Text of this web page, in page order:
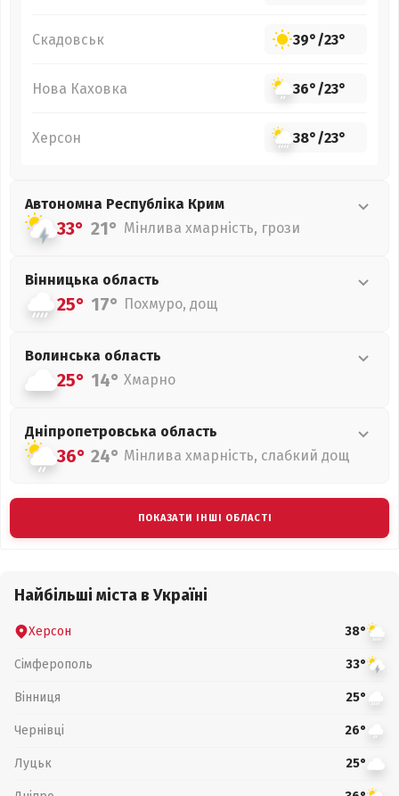
Скадовськ 39°/23°
Нова Каховка 36°/23°
Херсон 38°/23°
Автономна Республіка Крим
33° 21° Мінлива хмарність, грози
Вінницька область
25° 17° Похмуро, дощ
Волинська область
25° 14° Хмарно
Дніпропетровська область
36° 24° Мінлива хмарність, слабкий дощ
ПОКАЗАТИ ІНШІ ОБЛАСТІ
Найбільші міста в Україні
Херсон 38°
Сімферополь 33°
Вінниця 25°
Чернівці 26°
Луцьк 25°